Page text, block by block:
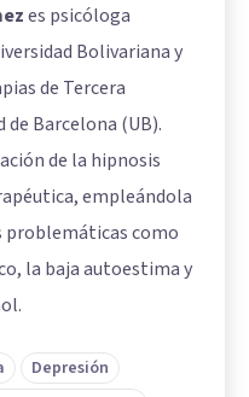
es psicóloga
Bolivariana y
de Tercera
de Barcelona (UB).
de la hipnosis
empleándola
problemáticas como
la baja autoestima y
Depresión